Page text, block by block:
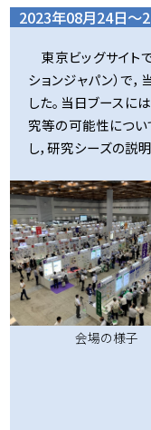
2023年08月24日～
東京ビッグサイト
ションジャパン）で
した。当日ブース
究等の可能性につい
し，研究シーズの説
会場の様子